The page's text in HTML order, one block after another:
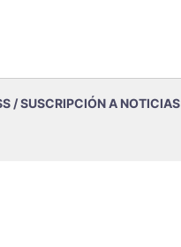
/ SUSCRIPCIÓN A NOTICIAS